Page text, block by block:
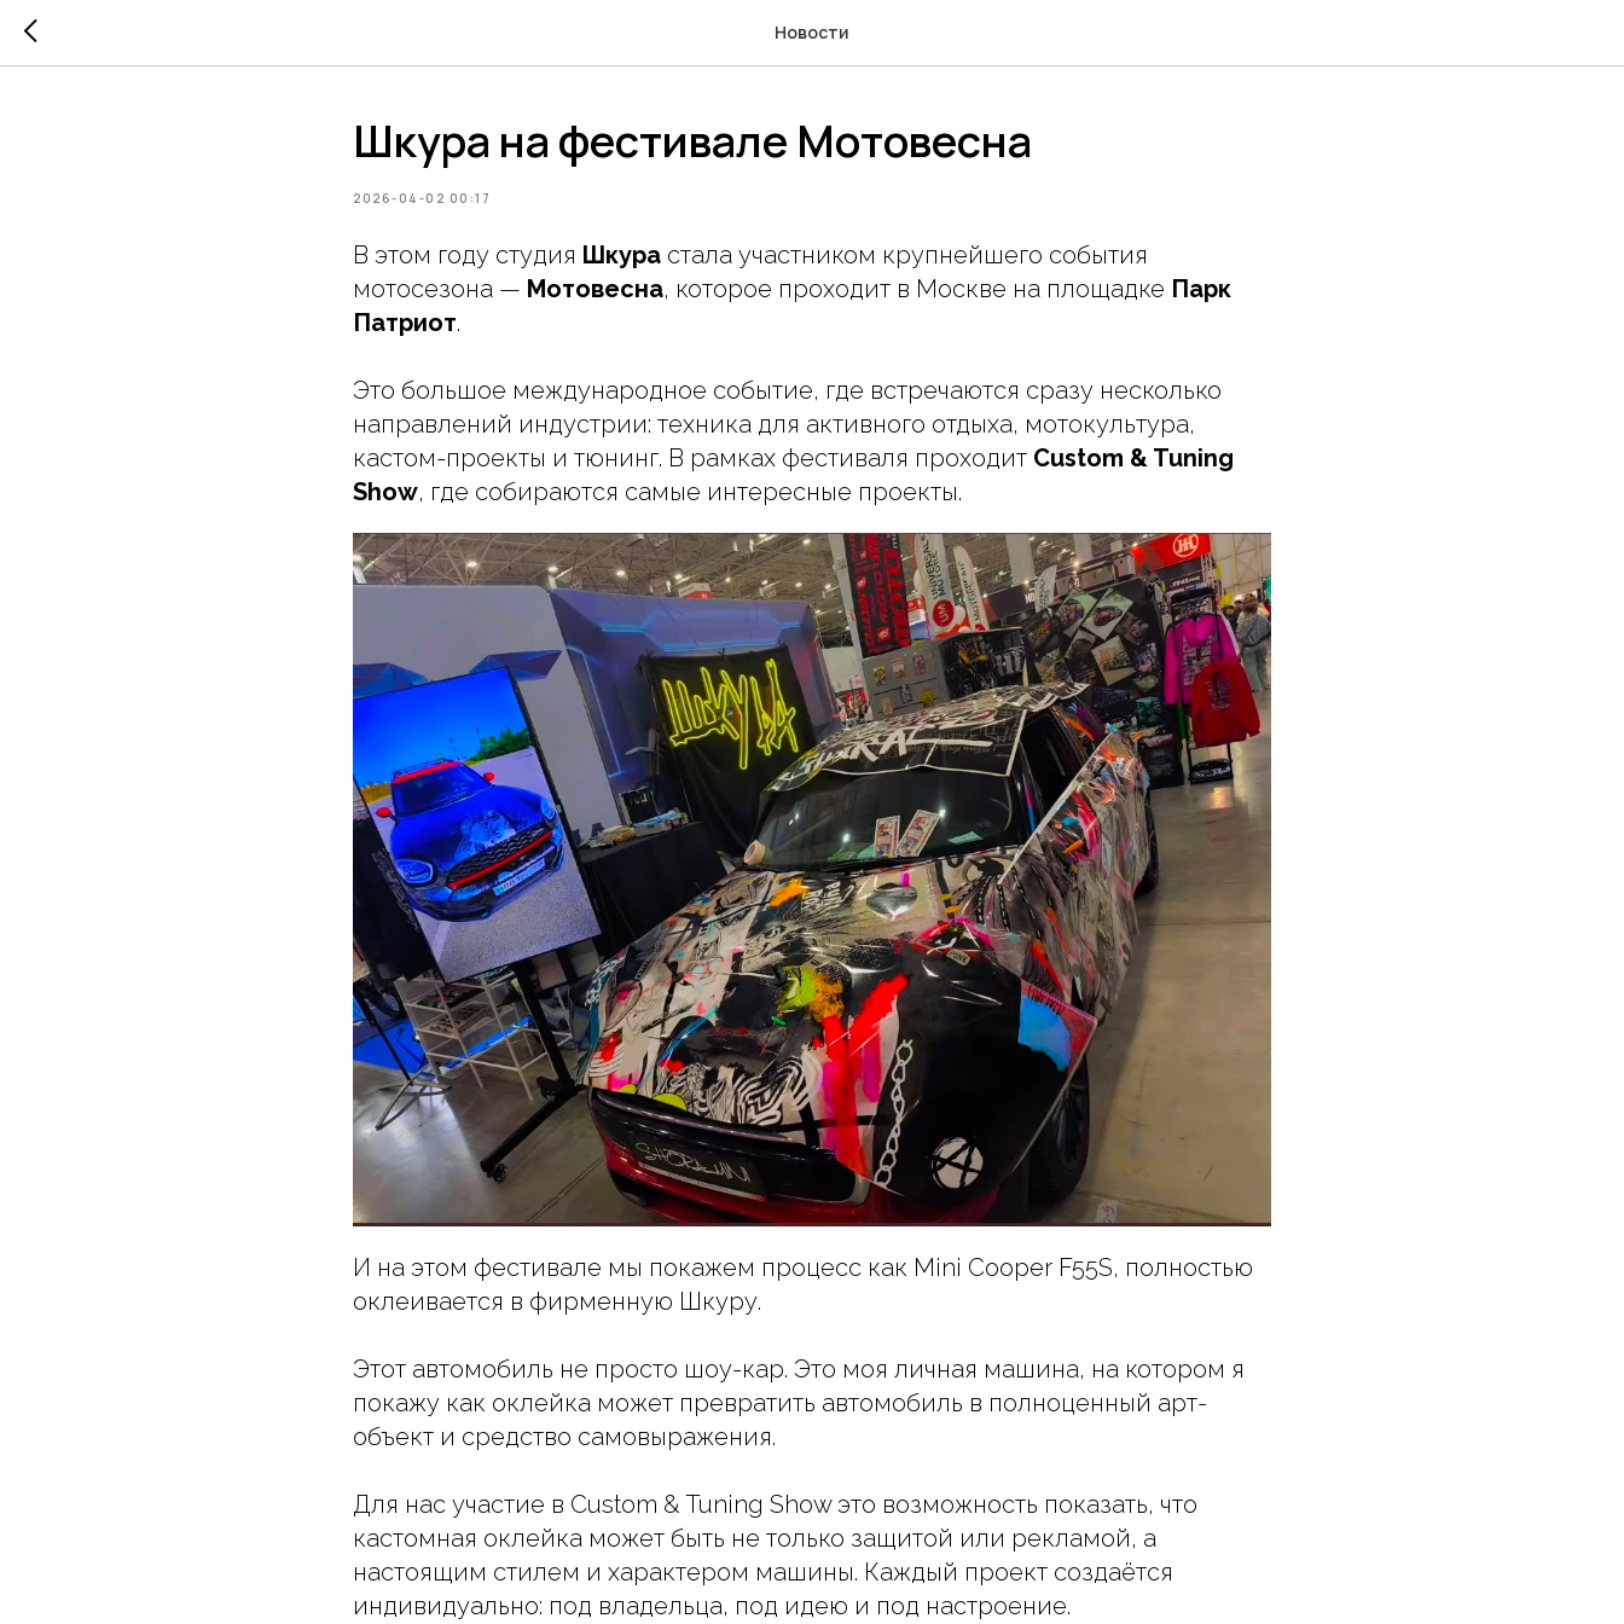
Новости
Шкура на фестивале Мотовесна
2026-04-02 00:17
В этом году студия Шкура стала участником крупнейшего события
мотосезона — Мотовесна, которое проходит в Москве на площадке Парк
Патриот.
Это большое международное событие, где встречаются сразу несколько
направлений индустрии: техника для активного отдыха, мотокультура,
кастом-проекты и тюнинг. В рамках фестиваля проходит Custom & Tuning
Show, где собираются самые интересные проекты.
И на этом фестивале мы покажем процесс как Mini Cooper F55S, полностью
оклеивается в фирменную Шкуру.
Этот автомобиль не просто шоу-кар. Это моя личная машина, на котором я
покажу как оклейка может превратить автомобиль в полноценный арт-
объект и средство самовыражения.
Для нас участие в Custom & Tuning Show это возможность показать, что
кастомная оклейка может быть не только защитой или рекламой, а
настоящим стилем и характером машины. Каждый проект создаётся
индивидуально: под владельца, под идею и под настроение.